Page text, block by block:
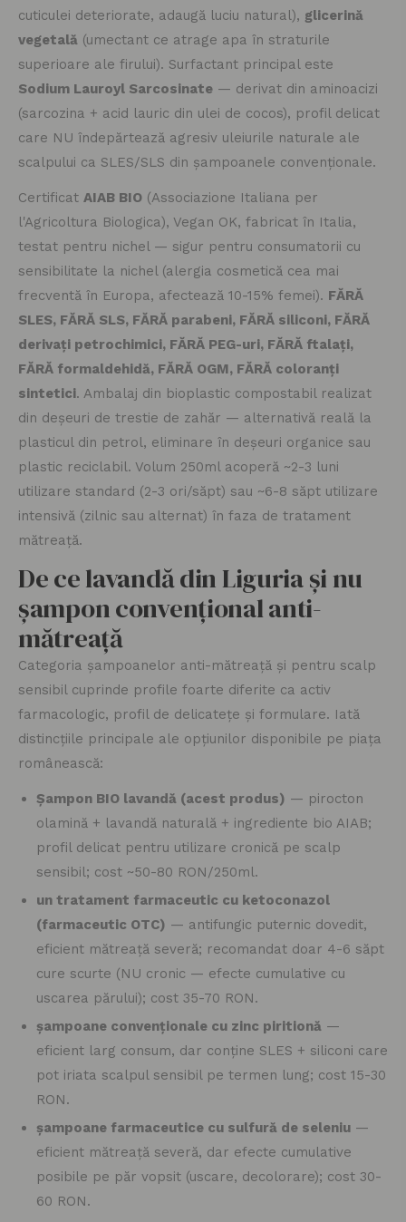
cuticulei deteriorate, adaugă luciu natural), glicerină
vegetală (umectant ce atrage apa în straturile
superioare ale firului). Surfactant principal este
Sodium Lauroyl Sarcosinate — derivat din aminoacizi
(sarcozina + acid lauric din ulei de cocos), profil delicat
care NU îndepărtează agresiv uleiurile naturale ale
scalpului ca SLES/SLS din șampoanele convenționale.
Certificat AIAB BIO (Associazione Italiana per
l'Agricoltura Biologica), Vegan OK, fabricat în Italia,
testat pentru nichel — sigur pentru consumatorii cu
sensibilitate la nichel (alergia cosmetică cea mai
frecventă în Europa, afectează 10-15% femei). FĂRĂ
SLES, FĂRĂ SLS, FĂRĂ parabeni, FĂRĂ siliconi, FĂRĂ
derivați petrochimici, FĂRĂ PEG-uri, FĂRĂ ftalați,
FĂRĂ formaldehidă, FĂRĂ OGM, FĂRĂ coloranți
sintetici. Ambalaj din bioplastic compostabil realizat
din deșeuri de trestie de zahăr — alternativă reală la
plasticul din petrol, eliminare în deșeuri organice sau
plastic reciclabil. Volum 250ml acoperă ~2-3 luni
utilizare standard (2-3 ori/săpt) sau ~6-8 săpt utilizare
intensivă (zilnic sau alternat) în faza de tratament
mătreață.
De ce lavandă din Liguria și nu
șampon convențional anti-
mătreață
Categoria șampoanelor anti-mătreață și pentru scalp
sensibil cuprinde profile foarte diferite ca activ
farmacologic, profil de delicatețe și formulare. Iată
distincțiile principale ale opțiunilor disponibile pe piața
românească:
Șampon BIO lavandă (acest produs) — pirocton
olamină + lavandă naturală + ingrediente bio AIAB;
profil delicat pentru utilizare cronică pe scalp
sensibil; cost ~50-80 RON/250ml.
un tratament farmaceutic cu ketoconazol
(farmaceutic OTC) — antifungic puternic dovedit,
eficient mătreață severă; recomandat doar 4-6 săpt
cure scurte (NU cronic — efecte cumulative cu
uscarea părului); cost 35-70 RON.
șampoane convenționale cu zinc piritionă —
eficient larg consum, dar conține SLES + siliconi care
pot iriata scalpul sensibil pe termen lung; cost 15-30
RON.
șampoane farmaceutice cu sulfură de seleniu —
eficient mătreață severă, dar efecte cumulative
posibile pe păr vopsit (uscare, decolorare); cost 30-
60 RON.